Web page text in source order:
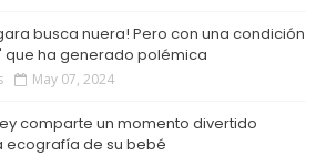
busca nuera! Pero con una condición
que ha generado polémica
May 07, 2024
comparte un momento divertido
ecografía de su bebé